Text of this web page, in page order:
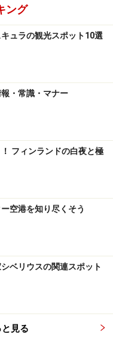
ング
ュラの観光スポット10選
・常識・マナー
フィンランドの白夜と極
空港を知り尽くそう
ベリウスの関連スポット
見る